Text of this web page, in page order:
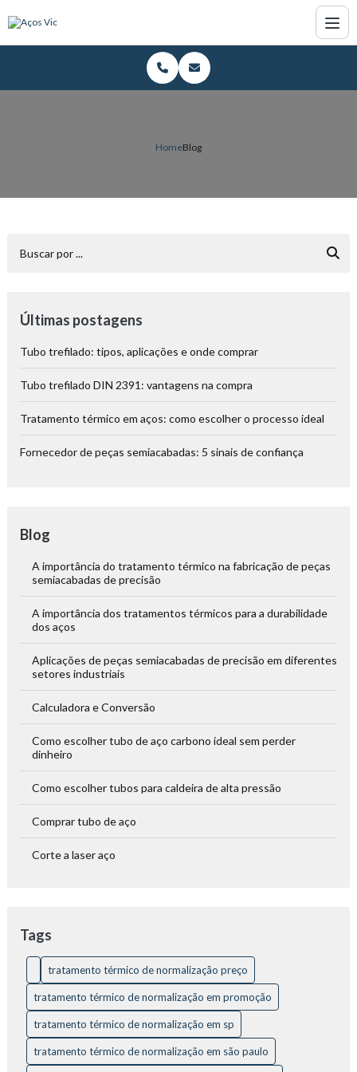
HomeBlog
Últimas postagens
Tubo trefilado: tipos, aplicações e onde comprar
Tubo trefilado DIN 2391: vantagens na compra
Tratamento térmico em aços: como escolher o processo ideal
Fornecedor de peças semiacabadas: 5 sinais de confiança
Blog
A importância do tratamento térmico na fabricação de peças
semiacabadas de precisão
A importância dos tratamentos térmicos para a durabilidade
dos aços
Aplicações de peças semiacabadas de precisão em diferentes
setores industriais
Calculadora e Conversão
Como escolher tubo de aço carbono ideal sem perder
dinheiro
Como escolher tubos para caldeira de alta pressão
Comprar tubo de aço
Corte a laser aço
industriais
Corte a laser em tubos em São Paulo vale a pena?
Corte a laser inox
Corte a laser inox: o método de alta precisão e eficiência no
corte de materiais
Tags
tratamento térmico de normalização preço
tratamento térmico de normalização em promoção
tratamento térmico de normalização em sp
tratamento térmico de normalização em são paulo